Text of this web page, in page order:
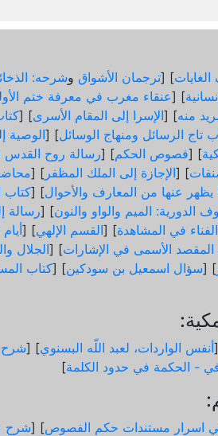
] [ترجمان الأشواق وشرحه:
] [عنقاء مغرب في معرفة ختم
منه] [الإسرا إلى المقام الأسرى] [
تاج الرسائل ومنهاج الوسائل] [الوصية
] [فصوص الحكم] [رسالة روح
] [الإجازة إلى الملك المظفر ] [
يظهر عنها من المعارف والأحوال] [كتاب
الدورية: الميم والواو والنون] [رسالة
الفناء في المشاهدة] [القسم الإلهي] [
المقصد الأسمى في الإشارات] [الجلال
] [سؤال اسمعيل بن سودكين] [كتاب
أنفس الواردات، لعبد اللّه البسنوي] [شرح
- الحكمة في حدود الكلمة]
اسرار مستندات حكم الفصوص] [شرح